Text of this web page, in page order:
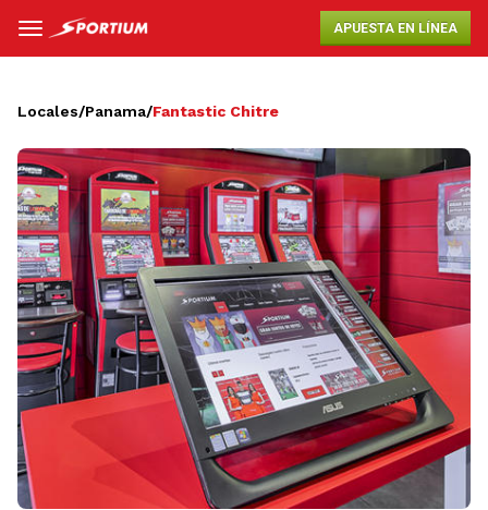
APUESTA EN LÍNEA
Locales/Panama/Fantastic Chitre